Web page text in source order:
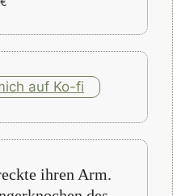
ihren Arm.